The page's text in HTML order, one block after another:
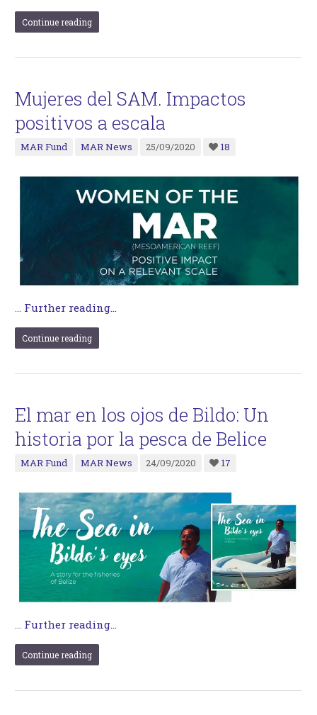
Continue reading
Mujeres del SAM. Impactos
positivos a escala
MAR Fund MAR News 25/09/2020 18
… Further reading...
Continue reading
El mar en los ojos de Bildo: Un
historia por la pesca de Belice
MAR Fund MAR News 24/09/2020 17
Further reading...
Continue reading